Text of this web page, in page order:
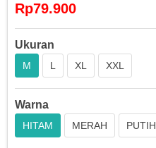
Rp79.900
Ukuran
M L XL XXL
Warna
HITAM MERAH PUTIH